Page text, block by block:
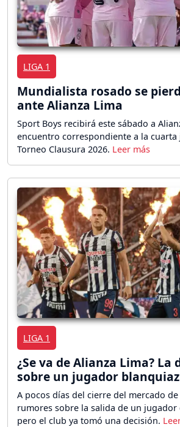
LIGA 1
Mundialista rosado se
ante Alianza Lima
Sport Boys recibirá este sábado a
encuentro correspondiente a la cuarta
Torneo Clausura 2026.
LIGA 1
¿Se va de Alianza Lima? La
sobre un jugador
A pocos días del cierre del mercado
rumores sobre la salida de un jugador
pero el club ya tomó una decisión.